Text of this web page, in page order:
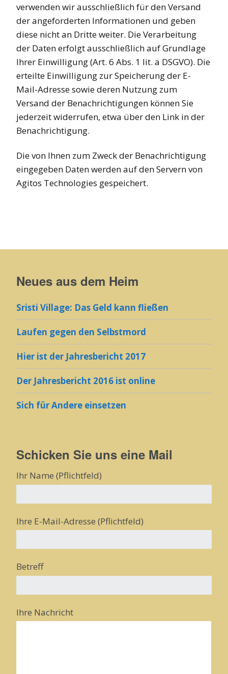
verwenden wir ausschließlich für den Versand
der angeforderten Informationen und geben
diese nicht an Dritte weiter. Die Verarbeitung
der Daten erfolgt ausschließlich auf Grundlage
Ihrer Einwilligung (Art. 6 Abs. 1 lit. a DSGVO). Die
erteilte Einwilligung zur Speicherung der E-
Mail-Adresse sowie deren Nutzung zum
Versand der Benachrichtigungen können Sie
jederzeit widerrufen, etwa über den Link in der
Benachrichtigung.
Die von Ihnen zum Zweck der Benachrichtigung
eingegeben Daten werden auf den Servern von
Agitos Technologies gespeichert.
Neues aus dem Heim
Sristi Village: Das Geld kann fließen
Laufen gegen den Selbstmord
Hier ist der Jahresbericht 2017
Der Jahresbericht 2016 ist online
Sich für Andere einsetzen
Schicken Sie uns eine Mail
Ihr Name (Pflichtfeld)
Ihre E-Mail-Adresse (Pflichtfeld)
Betreff
Ihre Nachricht